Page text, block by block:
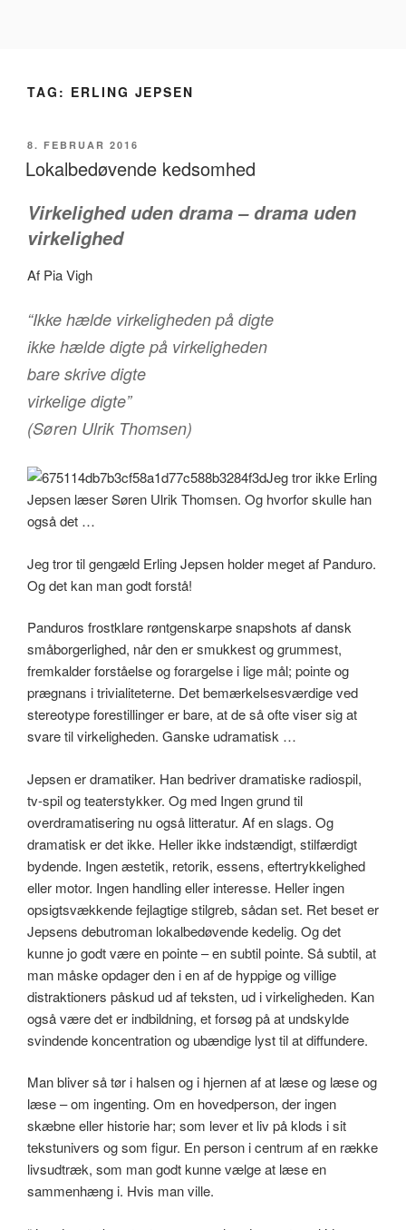
TAG: ERLING JEPSEN
UDGIVET
DEN
8. FEBRUAR 2016
Lokalbedøvende kedsomhed
Virkelighed uden drama – drama uden
virkelighed
Af Pia Vigh
“Ikke hælde virkeligheden på digte
ikke hælde digte på virkeligheden
bare skrive digte
virkelige digte”
(Søren Ulrik Thomsen)
Jeg tror ikke Erling
Jepsen læser Søren Ulrik Thomsen. Og hvorfor skulle han
også det …
Jeg tror til gengæld Erling Jepsen holder meget af Panduro.
Og det kan man godt forstå!
Panduros frostklare røntgenskarpe snapshots af dansk
småborgerlighed, når den er smukkest og grummest,
fremkalder forståelse og forargelse i lige mål; pointe og
prægnans i trivialiteterne. Det bemærkelsesværdige ved
stereotype forestillinger er bare, at de så ofte viser sig at
svare til virkeligheden. Ganske udramatisk …
Jepsen er dramatiker. Han bedriver dramatiske radiospil,
tv-spil og teaterstykker. Og med Ingen grund til
overdramatisering nu også litteratur. Af en slags. Og
dramatisk er det ikke. Heller ikke indstændigt, stilfærdigt
bydende. Ingen æstetik, retorik, essens, eftertrykkelighed
eller motor. Ingen handling eller interesse. Heller ingen
opsigtsvækkende fejlagtige stilgreb, sådan set. Ret beset er
Jepsens debutroman lokalbedøvende kedelig. Og det
kunne jo godt være en pointe – en subtil pointe. Så subtil, at
man måske opdager den i en af de hyppige og villige
distraktioners påskud ud af teksten, ud i virkeligheden. Kan
også være det er indbildning, et forsøg på at undskylde
svindende koncentration og ubændige lyst til at diffundere.
Man bliver så tør i halsen og i hjernen af at læse og læse og
læse – om ingenting. Om en hovedperson, der ingen
skæbne eller historie har; som lever et liv på klods i sit
tekstunivers og som figur. En person i centrum af en række
livsudtræk, som man godt kunne vælge at læse en
sammenhæng i. Hvis man ville.